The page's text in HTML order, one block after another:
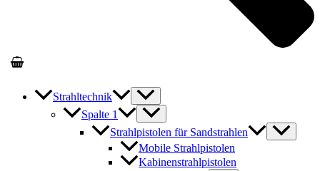
Strahltechnik
Spalte 1
Strahlpistolen für Sandstrahlen
Mobile Strahlpistolen
Kabinenstrahlpistolen